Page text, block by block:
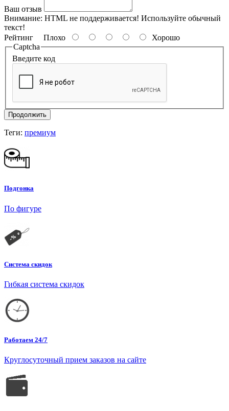
Ваш отзыв
Внимание: HTML не поддерживается! Используйте обычный
текст!
Рейтинг Плохо
Хорошо
Captcha
Введите код
Продолжить
Теги: премиум
Подгонка
По фигуре
Система скидок
Гибкая система скидок
Работаем 24/7
Круглосуточный прием заказов на сайте